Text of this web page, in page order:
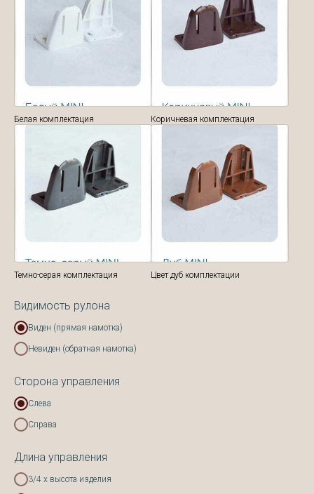
Белая комплектация Коричневая комплектация
Темно-серая комплектация Цвет дуб комплектации
Видимость рулона
Виден (прямая намотка)
Невиден (обратная намотка)
Сторона управления
Слева
Справа
Длина управления
3/4 х высота изделия